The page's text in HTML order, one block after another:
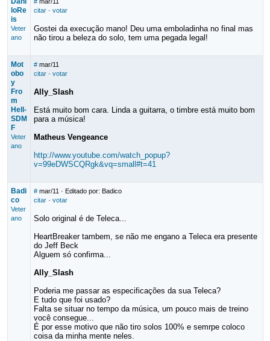
loRe
is
Veter
ano
citar· votar
Gostei da execução mano! Deu uma emboladinha no final mas
não tirou a beleza do solo, tem uma pegada legal!
Mot
obo
y
Fro
m
Hell-
SDM
F
Veter
ano
# mar/11
citar· votar
Ally_Slash
Está muito bom cara. Linda a guitarra, o timbre está muito bom
para a música!
Matheus Vengeance
http://www.youtube.com/watch_popup?
v=99eDWSCQRgk&vq=small#t=41
Badi
co
Veter
ano
# mar/11 · Editado por: Badico
citar· votar
Solo original é de Teleca...
HeartBreaker tambem, se não me engano a Teleca era presente
do Jeff Beck
Alguem só confirma...
Ally_Slash
Poderia me passar as especificações da sua Teleca?
E tudo que foi usado?
Falta se situar no tempo da música, um pouco mais de treino
você consegue...
É por esse motivo que não tiro solos 100% e semrpe coloco
coisa da minha mente neles.